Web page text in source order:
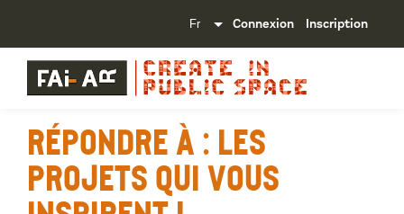
Connexion Inscription
Répondre à : Les
projets qui vous